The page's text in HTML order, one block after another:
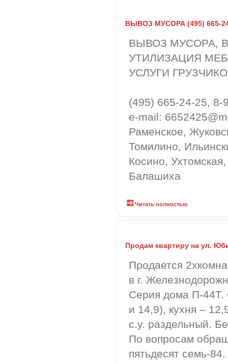
ВЫВОЗ МУСОРА (495) 665-
ВЫВОЗ МУСОРА,
УТИЛИЗАЦИЯ
УСЛУГИ
(495) 665-24-25, 8-
e-mail:
Раменское,
Томилино,
Косино,
Балашиха
Читать полностью
Продам квартиру на ул.
Продается
в г.
Серия дома П-
и 14,9), кухня –
с.у. раздельный.
По вопросам
пятьдесят семь-84.